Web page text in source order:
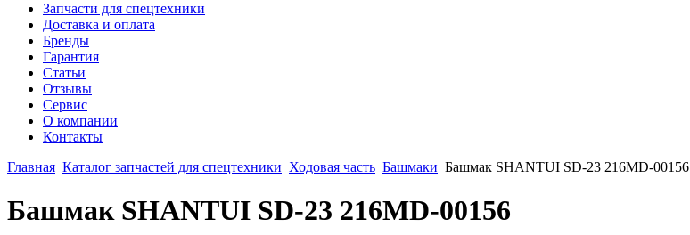
Запчасти для спецтехники
Доставка и оплата
Бренды
Гарантия
Статьи
Отзывы
Сервис
О компании
Контакты
Главная Каталог запчастей для спецтехники Ходовая часть Башмаки Башмак SHANTUI SD-23 216MD-00156
Башмак SHANTUI SD-23 216MD-00156